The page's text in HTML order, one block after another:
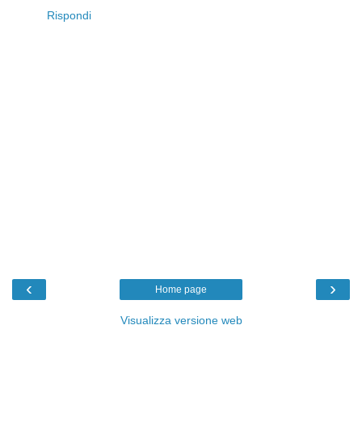
Rispondi
‹ ›
Home page
Visualizza versione web